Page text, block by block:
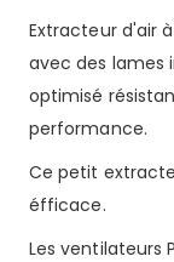
Extracteur d'air
avec des lames
optimisé
performance.
Ce petit
éfficace.
Les ventilateurs